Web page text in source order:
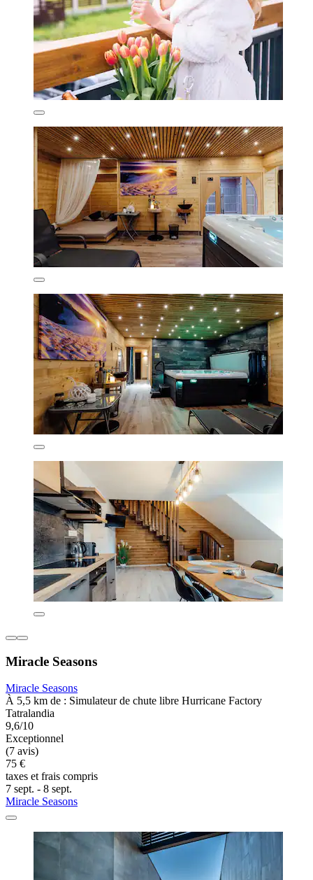
Miracle Seasons
Miracle Seasons
À 5,5 km de : Simulateur de chute libre Hurricane Factory
Tatralandia
9,6/10
Exceptionnel
(7 avis)
75 €
taxes et frais compris
7 sept. - 8 sept.
Miracle Seasons